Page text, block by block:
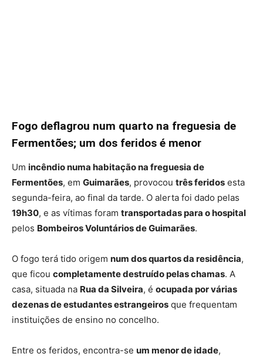
Fogo deflagrou num quarto na freguesia de
Fermentões; um dos feridos é menor
Um incêndio numa habitação na freguesia de
Fermentões, em Guimarães, provocou três feridos esta
segunda-feira, ao final da tarde. O alerta foi dado pelas
19h30, e as vítimas foram transportadas para o hospital
pelos Bombeiros Voluntários de Guimarães.
O fogo terá tido origem num dos quartos da residência,
que ficou completamente destruído pelas chamas. A
casa, situada na Rua da Silveira, é ocupada por várias
dezenas de estudantes estrangeiros que frequentam
instituições de ensino no concelho.
Entre os feridos, encontra-se um menor de idade,